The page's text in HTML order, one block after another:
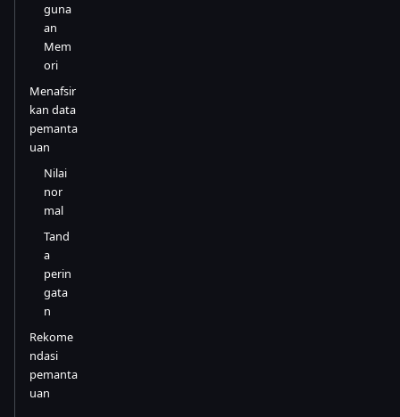
guna
an
Mem
ori
Menafsir
kan data
pemanta
uan
Nilai
nor
mal
Tand
a
perin
gata
n
Rekome
ndasi
pemanta
uan